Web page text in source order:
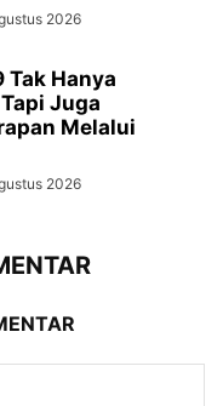
2026
Tak Hanya
Juga
Melalui
2026